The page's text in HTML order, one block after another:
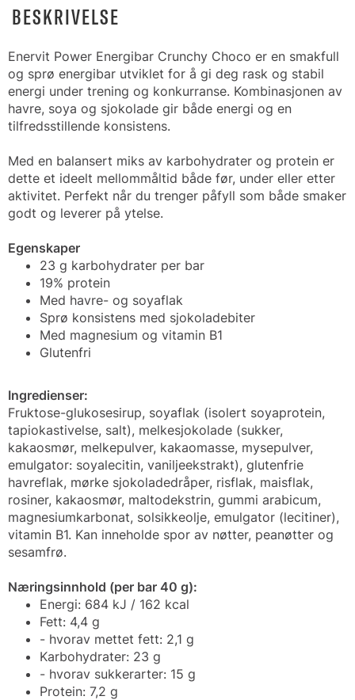
BESKRIVELSE
Enervit Power Energibar Crunchy Choco er en smakfull
og sprø energibar utviklet for å gi deg rask og stabil
energi under trening og konkurranse. Kombinasjonen av
havre, soya og sjokolade gir både energi og en
tilfredsstillende konsistens.
Med en balansert miks av karbohydrater og protein er
dette et ideelt mellommåltid både før, under eller etter
aktivitet. Perfekt når du trenger påfyll som både smaker
godt og leverer på ytelse.
Egenskaper
23 g karbohydrater per bar
19% protein
Med havre- og soyaflak
Sprø konsistens med sjokoladebiter
Med magnesium og vitamin B1
Glutenfri
Ingredienser:
Fruktose-glukosesirup, soyaflak (isolert soyaprotein,
tapiokastivelse, salt), melkesjokolade (sukker,
kakaosmør, melkepulver, kakaomasse, mysepulver,
emulgator: soyalecitin, vaniljeekstrakt), glutenfrie
havreflak, mørke sjokoladedråper, risflak, maisflak,
rosiner, kakaosmør, maltodekstrin, gummi arabicum,
magnesiumkarbonat, solsikkeolje, emulgator (lecitiner),
vitamin B1. Kan inneholde spor av nøtter, peanøtter og
sesamfrø.
Næringsinnhold (per bar 40 g):
Energi: 684 kJ / 162 kcal
Fett: 4,4 g
- hvorav mettet fett: 2,1 g
Karbohydrater: 23 g
- hvorav sukkerarter: 15 g
Protein: 7,2 g